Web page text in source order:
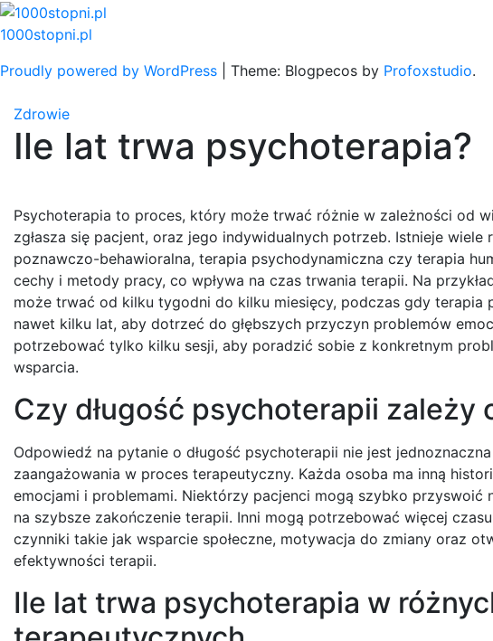
Skip
to
1000stopni.pl
Proudly powered by WordPress
Theme: Blogpecos by Profoxstudio.
Zdrowie
Ile lat trwa psychoterapia?
Psychoterapia to proces, który może trwać różnie w zależności od
zgłasza się pacjent, oraz jego indywidualnych potrzeb. Istnieje
poznawczo-behawioralna, terapia psychodynamiczna czy terapia
cechy i metody pracy, co wpływa na czas trwania terapii. Na
może trwać od kilku tygodni do kilku miesięcy, podczas gdy terapia
nawet kilku lat, aby dotrzeć do głębszych przyczyn problemów
potrzebować tylko kilku sesji, aby poradzić sobie z konkretnym
wsparcia.
Czy długość psychoterapii zależy
Odpowiedź na pytanie o długość psychoterapii nie jest
zaangażowania w proces terapeutyczny. Każda osoba ma inną
emocjami i problemami. Niektórzy pacjenci mogą szybko
na szybsze zakończenie terapii. Inni mogą potrzebować więcej
czynniki takie jak wsparcie społeczne, motywacja do zmiany oraz
efektywności terapii.
Ile lat trwa psychoterapia w